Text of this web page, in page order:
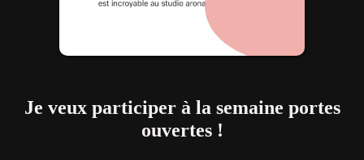
Je veux participer à la semaine portes
ouvertes !